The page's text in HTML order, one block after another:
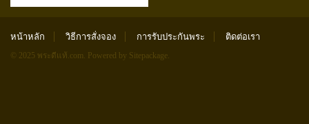
หน้าหลัก วิธีการสั่งจอง การรับประกันพระ ติดต่อเรา
© 2025 พระดีแท้.com. Powered by Sitepackage.